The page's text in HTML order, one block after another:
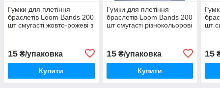
Гумки для плетіння
браслетів Loom Bands 200
шт смугасті жовто-рожеві з
15 ₴/упаковка
Купити
Гумки для плетіння
браслетів Loom Bands 200
шт смугасті різнокольорові
15₴/упаковка
Купити
шт
15